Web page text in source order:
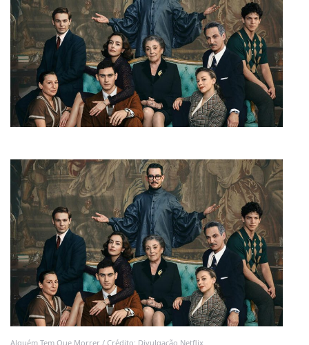
Alguém Tem Que Morrer / Crédito: Divulgação Netflix